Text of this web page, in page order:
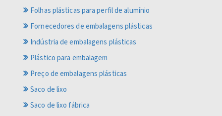
Folhas plásticas para perfil de alumínio
Fornecedores de embalagens plásticas
Indústria de embalagens plásticas
Plástico para embalagem
Preço de embalagens plásticas
Saco de lixo
Saco de lixo fábrica